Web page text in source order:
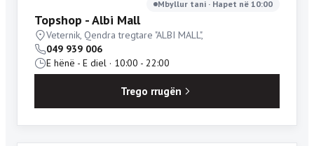
Mbyllur tani · Hapet në 10:00
Topshop - Albi Mall
Veternik, Qendra tregtare "ALBI MALL",
049 939 006
E hënë - E diel · 10:00 - 22:00
Trego rrugën